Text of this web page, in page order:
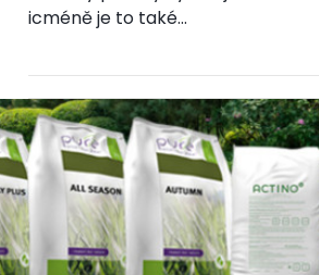
Nicméně je to také...